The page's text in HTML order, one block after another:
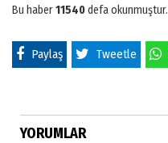
Bu haber11540defa okunmuştur.
Paylaş Tweetle
YORUMLAR